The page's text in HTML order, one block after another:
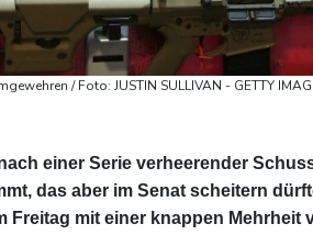
/ Foto: JUSTIN SULLIVAN - GETTY
einer Serie verheerender
das aber im Senat scheitern
Freitag mit einer knappen Mehrheit